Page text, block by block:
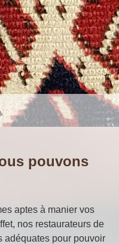
pouvons
aptes à manier vos
nos restaurateurs de
adéquates pour pouvoir